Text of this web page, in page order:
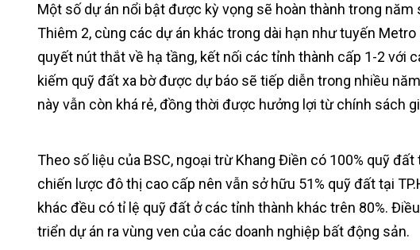
Một số dự án nổi bật được kỳ vọng sẽ hoàn thành trong năm
Thiêm 2, cùng các dự án khác trong dài hạn như tuyến
quyết nút thắt về hạ tầng, kết nối các tỉnh thành cấp 1-2 với
kiếm quỹ đất xa bờ được dự báo sẽ tiếp diễn trong nhiều
này vẫn còn khá rẻ, đồng thời được hưởng lợi từ chính sách
Theo số liệu của BSC, ngoại trừ Khang Điền có 100% quỹ
chiến lược đô thị cao cấp nên vẫn sở hữu 51% quỹ đất tại
khác đều có tỉ lệ quỹ đất ở các tỉnh thành khác trên 80%.
triển dự án ra vùng ven của các doanh nghiệp bất động sản.